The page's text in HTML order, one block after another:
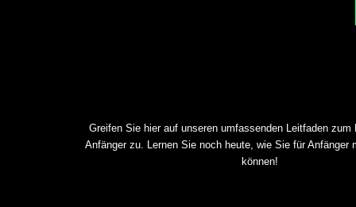
Greifen Sie hier auf unseren umfassenden Leitfaden zum
Anfänger zu. Lernen Sie noch heute, wie Sie für Anfänger
können!